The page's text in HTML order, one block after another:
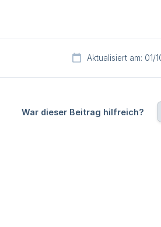
Aktualisiert am: 01/
War dieser Beitrag hilfreich?